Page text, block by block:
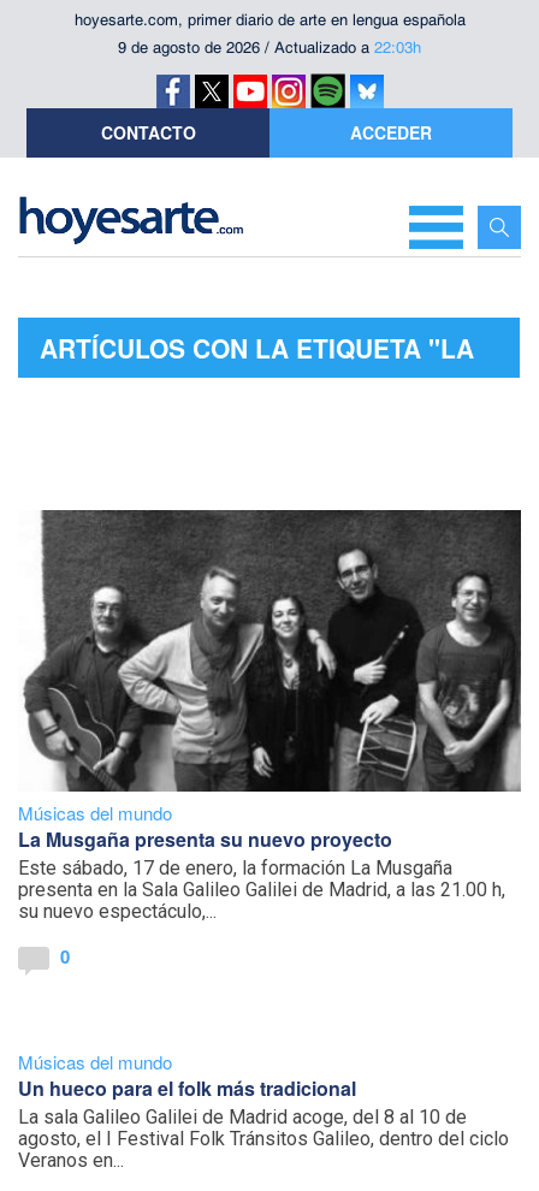
hoyesarte.com, primer diario de arte en lengua española
9 de agosto de 2026 / Actualizado a 22:03h
CONTACTO ACCEDER
ARTÍCULOS CON LA ETIQUETA "LA
Músicas del mundo
La Musgaña presenta su nuevo proyecto
Este sábado, 17 de enero, la formación La Musgaña
presenta en la Sala Galileo Galilei de Madrid, a las 21.00 h,
su nuevo espectáculo,...
0
Músicas del mundo
Un hueco para el folk más tradicional
La sala Galileo Galilei de Madrid acoge, del 8 al 10 de
agosto, el I Festival Folk Tránsitos Galileo, dentro del ciclo
Veranos en...